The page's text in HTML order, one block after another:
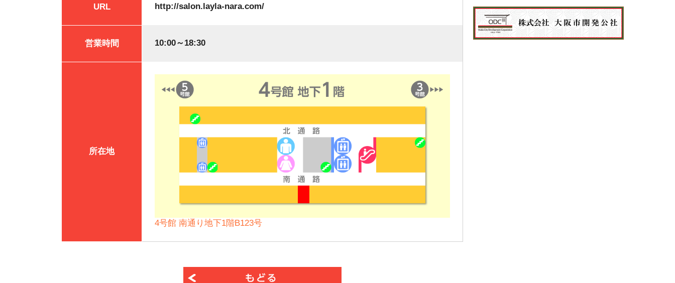
URL http://salon.layla-nara.com/
営業時間 10:00～18:30
所在地
4号館 南通り地下1階B123号